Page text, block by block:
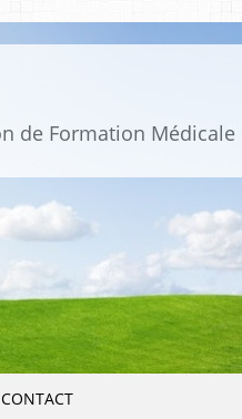
CONTACT